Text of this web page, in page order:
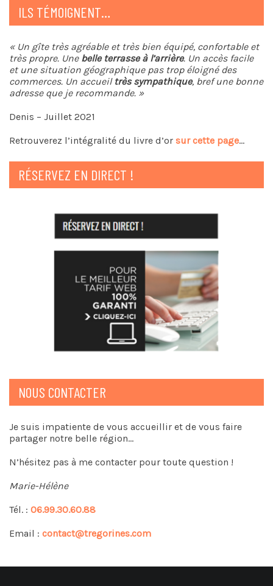
ILS TÉMOIGNENT…
« Un gîte très agréable et très bien équipé, confortable et
très propre. Une belle terrasse à l’arrière. Un accès facile
et une situation géographique pas trop éloigné des
commerces. Un accueil très sympathique, bref une bonne
adresse que je recommande. »
Denis – Juillet 2021
Retrouverez l’intégralité du livre d’or sur cette page…
RÉSERVEZ EN DIRECT !
NOUS CONTACTER
Je suis impatiente de vous accueillir et de vous faire
partager notre belle région…
N’hésitez pas à me contacter pour toute question !
Marie-Hélène
Tél. : 06.99.30.60.88
Email : contact@tregorines.com